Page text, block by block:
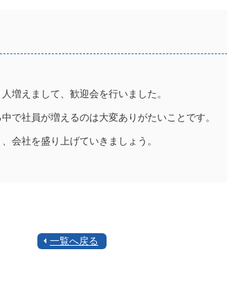
増えまして、歓迎会を行いました。
で社員が増えるのは大変ありがたいことです。
会社を盛り上げていきましょう。
一覧へ戻る